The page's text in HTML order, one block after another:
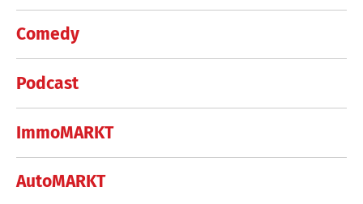
Comedy
Podcast
ImmoMARKT
AutoMARKT